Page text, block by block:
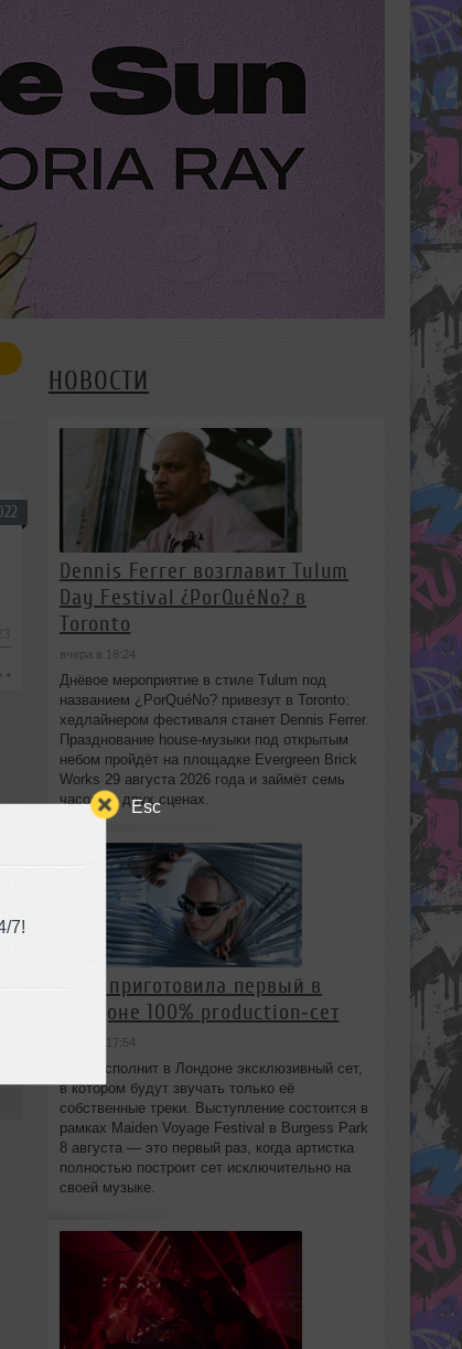
Esc
7!
НОВОСТИ
Dennis Ferrer возглавит Tulum
Day Festival ¿PorQuéNo? в
Toronto
вчера в 18:24
Днёвое мероприятие в стиле Tulum под
названием ¿PorQuéNo? привезут в Toronto:
хедлайнером фестиваля станет Dennis Ferrer.
Празднование house-музыки под открытым
небом пройдёт на площадке Evergreen Brick
Works 29 августа 2026 года и займёт семь
часов на двух сценах.
HAAi приготовила первый в
Лондоне 100% production‑сет
вчера в 17:54
HAAi исполнит в Лондоне эксклюзивный сет,
в котором будут звучать только её
собственные треки. Выступление состоится в
рамках Maiden Voyage Festival в Burgess Park
8 августа — это первый раз, когда артистка
полностью построит сет исключительно на
своей музыке.